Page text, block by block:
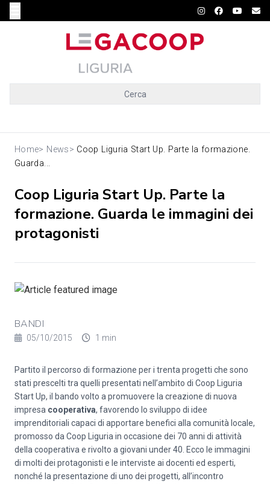
Cerca
Home> News> Coop Liguria Start Up. Parte la formazione.
Guarda...
Coop Liguria Start Up. Parte la
formazione. Guarda le immagini dei
protagonisti
BANDI
05/10/2015 1 min
Partito il percorso di formazione per i trenta progetti che sono
stati prescelti tra quelli presentati nell’ambito di Coop Liguria
Start Up, il bando volto a promuovere la creazione di nuova
impresa cooperativa, favorendo lo sviluppo di idee
imprenditoriali capaci di apportare benefici alla comunità locale,
promosso da Coop Liguria in occasione dei 70 anni di attività
della cooperativa e rivolto a giovani under 40. Ecco le immagini
di molti dei protagonisti e le interviste ai docenti ed esperti,
nonché la presentazione di uno dei progetti, all’incontro